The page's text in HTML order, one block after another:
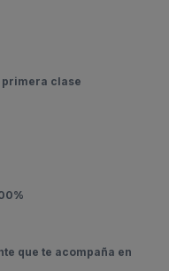
primera clase
que te acompaña en